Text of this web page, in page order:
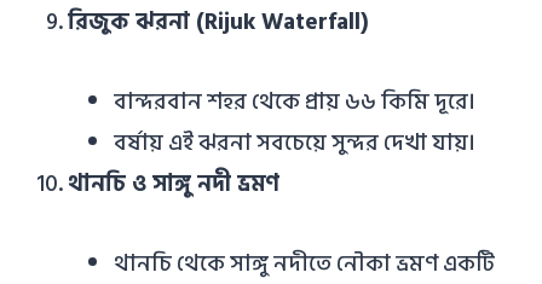
রিজুক ঝরনা (Rijuk Waterfall)
বান্দরবান শহর থেকে প্রায় ৬৬ কিমি দূরে।
বর্ষায় এই ঝরনা সবচেয়ে সুন্দর দেখা যায়।
থানচি ও সাঙ্গু নদী ভ্রমণ
থানচি থেকে সাঙ্গু নদীতে নৌকা ভ্রমণ একটি